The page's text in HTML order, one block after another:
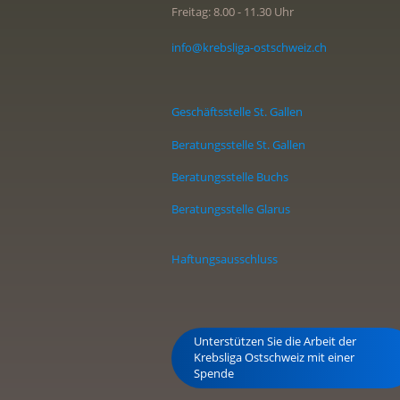
Freitag: 8.00 - 11.30 Uhr
info@krebsliga-ostschweiz.ch
Geschäftsstelle St. Gallen
Beratungsstelle St. Gallen
Beratungsstelle Buchs
Beratungsstelle Glarus
Haftungsausschluss
Unterstützen Sie die Arbeit der
Krebsliga Ostschweiz mit einer
Spende